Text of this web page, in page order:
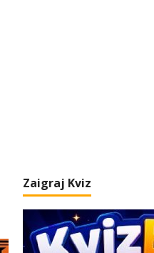
Zaigraj Kviz